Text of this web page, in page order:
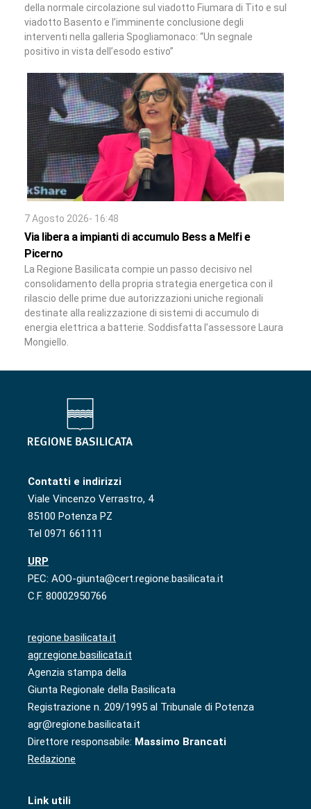
della normale circolazione sul viadotto Fiumara di Tito e sul
viadotto Basento e l’imminente conclusione degli
interventi nella galleria Spogliamonaco: “Un segnale
positivo in vista dell’esodo estivo”
7 Agosto 2026- 16:48
Via libera a impianti di accumulo Bess a Melfi e
Picerno
La Regione Basilicata compie un passo decisivo nel
consolidamento della propria strategia energetica con il
rilascio delle prime due autorizzazioni uniche regionali
destinate alla realizzazione di sistemi di accumulo di
energia elettrica a batterie. Soddisfatta l’assessore Laura
Mongiello.
Contatti e indirizzi
Viale Vincenzo Verrastro, 4
85100 Potenza PZ
Tel 0971 661111
URP
PEC: AOO-giunta@cert.regione.basilicata.it
C.F. 80002950766
regione.basilicata.it
agr.regione.basilicata.it
Agenzia stampa della
Giunta Regionale della Basilicata
Registrazione n. 209/1995 al Tribunale di Potenza
agr@regione.basilicata.it
Direttore responsabile: Massimo Brancati
Redazione
Link utili